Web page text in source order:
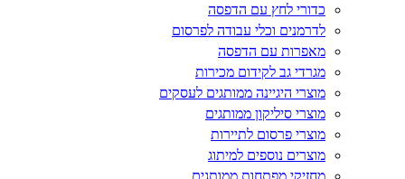
כדורי לחץ עם הדפסה
לדרמנים וכלי עבודה לפרסום
מאפרות עם הדפסה
מגרדי גב לקידום מכירות
מוצרי היגיינה ממותגים לעסקים
מוצרי סיליקון ממותגים
מוצרי פרסום לתיירות
מוצרים נוספים למיתוג